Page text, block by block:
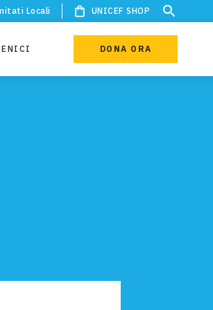
Locali UNICEF SHOP
DONA ORA